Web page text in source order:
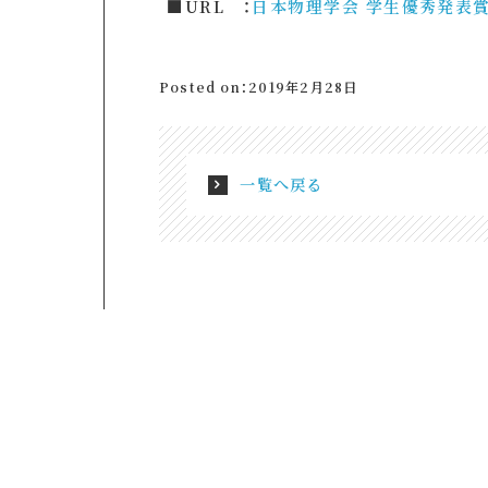
■URL ： 日本物理学会 学生優秀発表
Posted on：2019年2月28日
一覧へ戻る